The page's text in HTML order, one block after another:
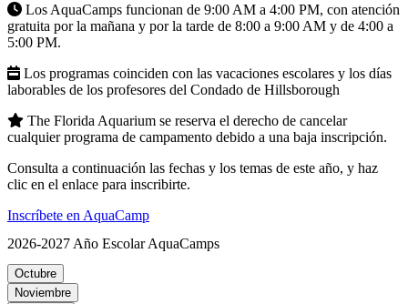
Los AquaCamps funcionan de 9:00 AM a 4:00 PM, con atención
gratuita por la mañana y por la tarde de 8:00 a 9:00 AM y de 4:00 a
5:00 PM.
Los programas coinciden con las vacaciones escolares y los días
laborables de los profesores del Condado de Hillsborough
The Florida Aquarium se reserva el derecho de cancelar
cualquier programa de campamento debido a una baja inscripción.
Consulta a continuación las fechas y los temas de este año, y haz
clic en el enlace para inscribirte.
Inscríbete en AquaCamp(Abrir en una pestaña nueva)
2026-2027 Año Escolar AquaCamps
Octubre
Noviembre